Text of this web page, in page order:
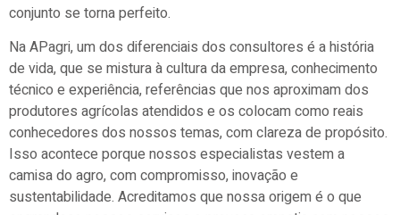
conjunto se torna perfeito.
Na APagri, um dos diferenciais dos consultores é a história
de vida, que se mistura à cultura da empresa, conhecimento
técnico e experiência, referências que nos aproximam dos
produtores agrícolas atendidos e os colocam como reais
conhecedores dos nossos temas, com clareza de propósito.
Isso acontece porque nossos especialistas vestem a
camisa do agro, com compromisso, inovação e
sustentabilidade. Acreditamos que nossa origem é o que